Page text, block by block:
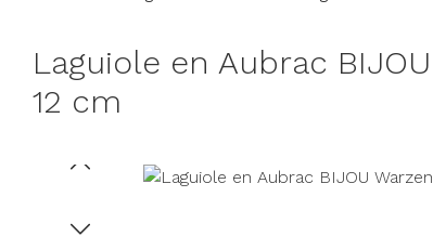
Laguiole en Aubrac
12 cm
Bildergalerie überspringen